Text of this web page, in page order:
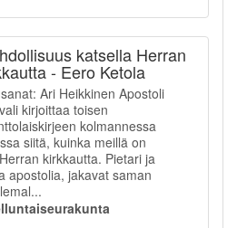
katsella Herran
- Eero Ketola
Ari Heikkinen Apostoli
kirjoittaa toisen
kolmannessa
siitä, kuinka meillä on
kirkkautta. Pietari ja
apostolia, jakavat saman